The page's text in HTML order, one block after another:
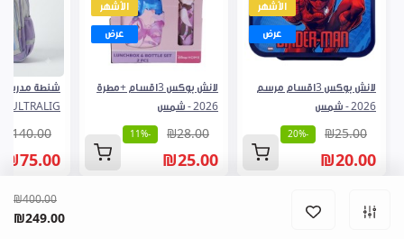
الأشهر
عرض
لانش بوكس 3اقسام مرسم
2026 - شمس
₪25.00
-20%
₪20.00
الأشهر
عرض
لانش بوكس 3اقسام +مطرة
2026 - شمس
₪28.00
-11%
₪25.00
ULTRALIG
₪140.00
₪75.00
₪400.00
₪249.00المشتريات